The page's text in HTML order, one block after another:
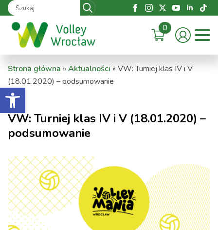
Otwórz pasek narzędzi
Search
for:
0
Strona główna » Aktualności » VW: Turniej klas IV i V
(18.01.2020) – podsumowanie
VW: Turniej klas IV i V (18.01.2020) –
podsumowanie